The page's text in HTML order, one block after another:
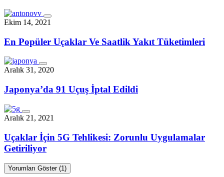
Ekim 14, 2021
En Popüler Uçaklar Ve Saatlik Yakıt Tüketimleri
Aralık 31, 2020
Japonya’da 91 Uçuş İptal Edildi
Aralık 21, 2021
Uçaklar İçin 5G Tehlikesi: Zorunlu Uygulamalar
Getiriliyor
Yorumları Göster (1)